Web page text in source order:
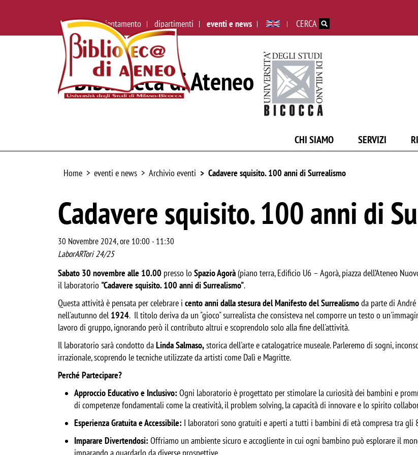
ateneo orientamento dipartimenti eventi e news CERCA
Biblioteca di Ateneo
CHI SIAMO SERVIZI
Home eventi e news Archivio eventi Cadavere squisito. 100 anni di Surrealismo
Cadavere squisito. 100 anni di
30 Novembre 2024, ore 10:00 -11:30
LaborARTori 24/25
Sabato 30 novembre alle 10.00 presso loSpazio Agorà(piano terra, Edificio U6 – Agorà, piazza dell’Ateneo
il laboratorio "Cadavere squisito. 100 anni di Surrealismo".
Questa attività è pensata per celebrare i cento anni dalla stesura del Manifesto del Surrealismoda parte di André
nell'autunno del 1924. Il titolo deriva da un "gioco" surrealista che consisteva nel comporre un testo o
lavoro di gruppo, ignorando però il contributo altrui e scoprendolo solo alla fine dell'attività.
Il laboratorio sarà condotto daLinda Salmaso,storica dell'arte e catalogatrice museale. Parleremo di sogni,
irrazionale, scoprendo le tecniche utilizzate da artisti come Dalì e Magritte.
Perché Partecipare?
Approccio Educativo e Inclusivo: Ogni laboratorio è progettato per stimolare la curiosità dei bambini e
di competenze fondamentali come la creatività, il problem solving, la capacità di innovare e lo spirito
Esperienza Gratuita e Accessibile: I laboratori sono gratuiti e aperti a tutti i bambini di età compresa tra gli
Imparare Divertendosi: Offriamo un ambiente sicuro e accogliente in cui ogni bambino può esplorare il